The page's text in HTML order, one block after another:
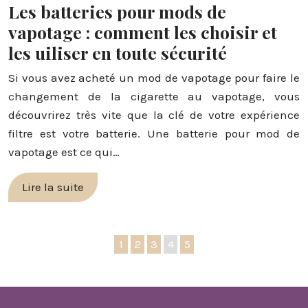
Les batteries pour mods de
vapotage : comment les choisir et
les uiliser en toute sécurité
Si vous avez acheté un mod de vapotage pour faire le
changement de la cigarette au vapotage, vous
découvrirez très vite que la clé de votre expérience
filtre est votre batterie. Une batterie pour mod de
vapotage est ce qui…
Lire la suite
1 2 3 4 5